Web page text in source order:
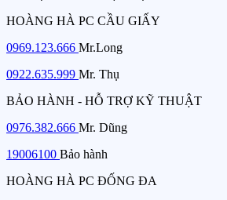
HOÀNG HÀ PC CẦU GIẤY
0969.123.666 Mr.Long
0922.635.999 Mr. Thụ
BẢO HÀNH - HỖ TRỢ KỸ THUẬT
0976.382.666 Mr. Dũng
19006100 Bảo hành
HOÀNG HÀ PC ĐỐNG ĐA